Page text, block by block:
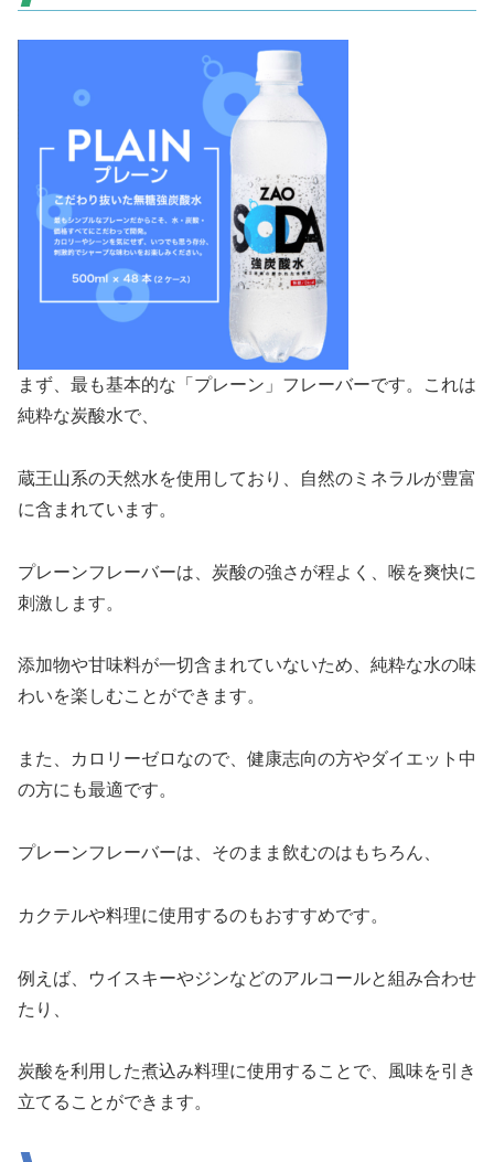
まず、最も基本的な「プレーン」フレーバーです。これは
純粋な炭酸水で、
蔵王山系の天然水を使用しており、自然のミネラルが豊富
に含まれています。
プレーンフレーバーは、炭酸の強さが程よく、喉を爽快に
刺激します。
添加物や甘味料が一切含まれていないため、純粋な水の味
わいを楽しむことができます。
また、カロリーゼロなので、健康志向の方やダイエット中
の方にも最適です。
プレーンフレーバーは、そのまま飲むのはもちろん、
カクテルや料理に使用するのもおすすめです。
例えば、ウイスキーやジンなどのアルコールと組み合わせ
たり、
炭酸を利用した煮込み料理に使用することで、風味を引き
立てることができます。